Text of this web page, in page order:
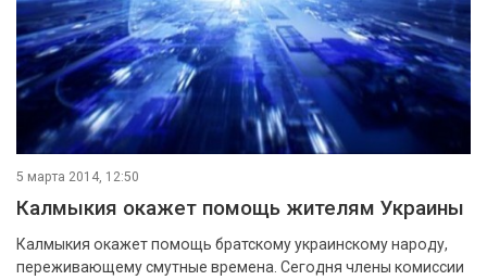
5 марта 2014, 12:50
Калмыкия окажет помощь жителям Украины
Калмыкия окажет помощь братскому украинскому народу,
переживающему смутные времена. Сегодня члены комиссии